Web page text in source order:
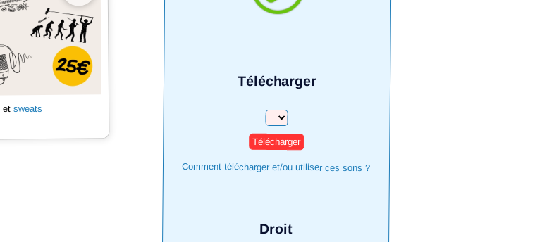
Télécharger
Télécharger
Comment télécharger et/ou utiliser ces sons ?
Droit
etsweats